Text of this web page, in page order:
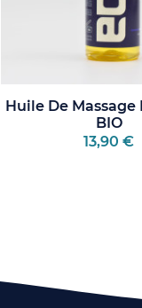
Huile De
BIO
13,90 €